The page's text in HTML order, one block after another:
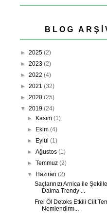
BLOG
► 2025 (2)
► 2023 (2)
► 2022 (4)
► 2021 (32)
► 2020 (25)
▼ 2019 (24)
► Kasım(1)
► Ekim(4)
► Eylül(1)
►Ağustos(1)
►Temmuz(2)
▼ Haziran(2)
Saçlarınızı Arnica ile
Daima Trendy ...
Frei Öl Detoks Etkili Cilt
Nemlendirm...